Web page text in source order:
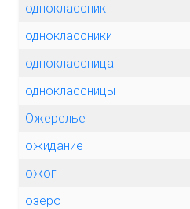
одноклассник
одноклассники
одноклассница
одноклассницы
Ожерелье
ожидание
ожог
озеро